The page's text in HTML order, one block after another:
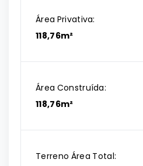
Área Privativa:
118,76m²
Área Construída:
118,76m²
Terreno Área Total: